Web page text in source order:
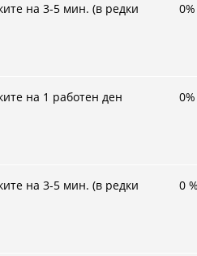
на 3-5 мин. (в редки
0%
на 1 работен ден 0%
на 3-5 мин. (в редки
0 %